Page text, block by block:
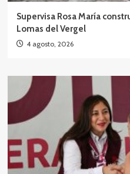
Supervisa Rosa María
Lomas del Vergel
4 agosto, 2026